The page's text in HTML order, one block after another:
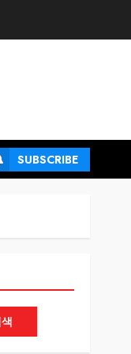
SUBSCRIBE